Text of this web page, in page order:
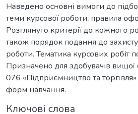
Наведено основні вимоги до
теми курсової роботи, правила
Розглянуто критерії до кожного
також порядок подання до
роботи. Тематика курсових робіт
Призначено для здобувачів вищої
076 «Підприємництво та торгівля»
форм навчання.
Ключові слова